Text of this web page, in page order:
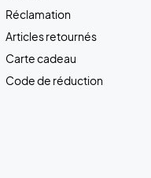
Réclamation
Articles retournés
Carte cadeau
Code de réduction